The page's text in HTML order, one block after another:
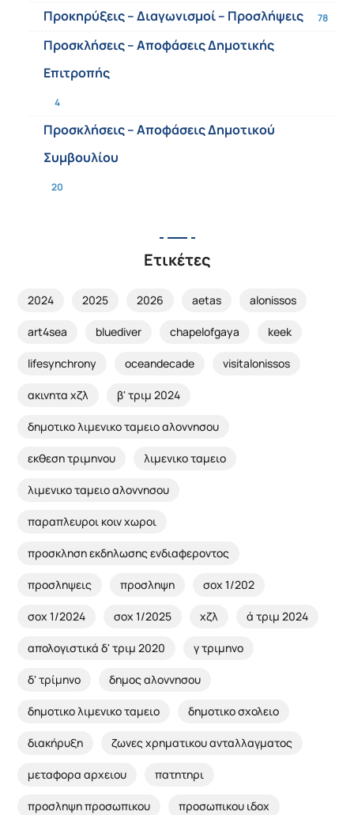
Προκηρύξεις – Διαγωνισμοί – Προσλήψεις 78
Προσκλήσεις – Αποφάσεις Δημοτικής
Επιτροπής
4
Προσκλήσεις – Αποφάσεις Δημοτικού
Συμβουλίου
20
Ετικέτες
2024 2025 2026 aetas alonissos
art4sea bluediver chapelofgaya keek
lifesynchrony oceandecade visitalonissos
ακινητα χζλ β' τριμ 2024
δημοτικο λιμενικο ταμειο αλοννησου
εκθεση τριμηνου λιμενικο ταμειο
λιμενικο ταμειο αλοννησου
παραπλευροι κοιν χωροι
προσκληση εκδηλωσης ενδιαφεροντος
προσληψεις προσληψη σοχ 1/202
σοχ 1/2024 σοχ 1/2025 χζλ ά τριμ 2024
απολογιστικά δ' τριμ 2020 γ τριμηνο
δ' τρίμηνο δημος αλοννησου
δημοτικο λιμενικο ταμειο δημοτικο σχολειο
διακήρυξη ζωνες χρηματικου ανταλλαγματος
μεταφορα αρχειου πατητηρι
προσληψη προσωπικου προσωπικου ιδοχ